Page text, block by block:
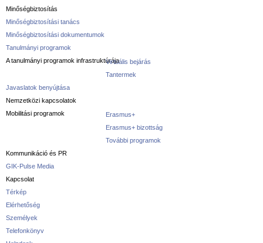
Minőségbiztosítás
Minőségbiztosítási tanács
Minőségbiztosítási dokumentumok
Tanulmányi programok
A tanulmányi programok infrastruktúrájaVirtuális bejárás
Tantermek
Javaslatok benyújtása
Nemzetközi kapcsolatok
Mobilitási programok
Erasmus+
Erasmus+ bizottság
További programok
Kommunikáció és PR
GIK-Pulse Media
Kapcsolat
Térkép
Elérhetőség
Személyek
Telefonkönyv